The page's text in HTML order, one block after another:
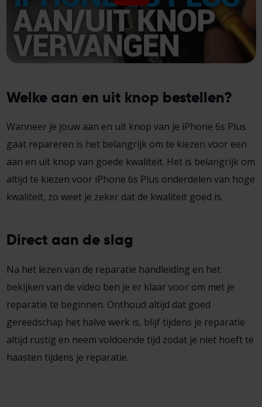
Welke aan en uit knop bestellen?
Wanneer je jouw aan en uit knop van je iPhone 6s Plus
gaat repareren is het belangrijk om te kiezen voor een
aan en uit knop van goede kwaliteit. Het is belangrijk om
altijd te kiezen voor iPhone 6s Plus onderdelen van hoge
kwaliteit, zo weet je zeker dat de kwaliteit goed is.
Direct aan de slag
Na het lezen van de reparatie handleiding en het
bekijken van de video ben je er klaar voor om met je
reparatie te beginnen. Onthoud altijd dat goed
gereedschap het halve werk is, blijf tijdens je reparatie
altijd rustig en neem voldoende tijd zodat je niet hoeft te
haasten tijdens je reparatie.